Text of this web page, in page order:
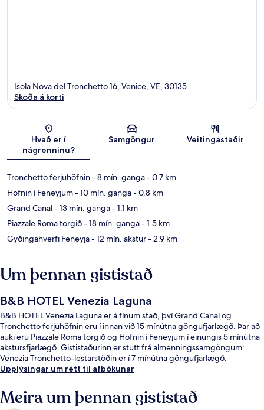
Kort
Isola Nova del Tronchetto 16, Venice, VE, 30135
Skoða á korti
Hvað er í
nágrenninu?
Samgöngur Veitingastaðir
Tronchetto ferjuhöfnin- 8 mín. ganga- 0.7 km
Höfnin í Feneyjum- 10 mín. ganga- 0.8 km
Grand Canal- 13 mín. ganga- 1.1 km
Piazzale Roma torgið- 18 mín. ganga- 1.5 km
Gyðingahverfi Feneyja- 12 mín. akstur- 2.9 km
Um þennan gististað
B&B HOTEL Venezia Laguna
B&B HOTEL Venezia Laguna er á fínum stað, því Grand Canal og
Tronchetto ferjuhöfnin eru í innan við 15 mínútna göngufjarlægð. Þar að
auki eru Piazzale Roma torgið og Höfnin í Feneyjum í einungis 5 mínútna
akstursfjarlægð. Gististaðurinn er stutt frá almenningssamgöngum:
Venezia Tronchetto-lestarstöðin er í 7 mínútna göngufjarlægð.
Upplýsingar um rétt til afbókunar
Meira um þennan gististað